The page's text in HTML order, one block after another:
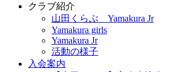
クラブ紹介
山田くらぶ Yamakura Jr
Yamakura girls
Yamakura Jr
活動の様子
入会案内